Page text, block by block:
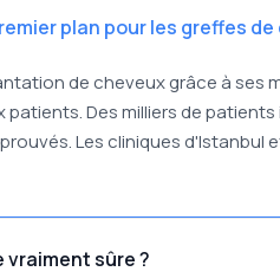
plan pour les greffes de
de cheveux grâce à
Des milliers de
Les cliniques
sûre ?